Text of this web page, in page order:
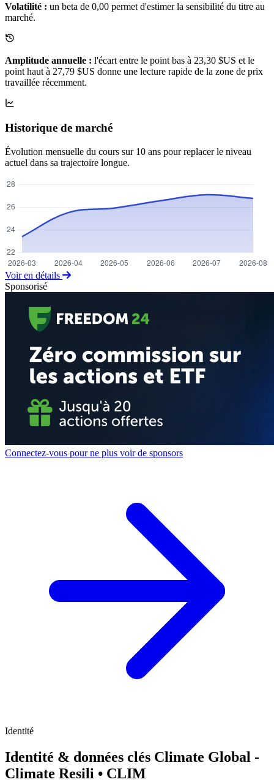
Volatilité : un beta de 0,00 permet d'estimer la sensibilité du titre au
marché.
Amplitude annuelle : l'écart entre le point bas à 23,30 $US et le
point haut à 27,79 $US donne une lecture rapide de la zone de prix
travaillée récemment.
Historique de marché
Évolution mensuelle du cours sur 10 ans pour replacer le niveau
actuel dans sa trajectoire longue.
Voir en détails
Sponsorisé
Connectez-vous pour ne plus voir de sponsors
Identité
Identité & données clés Climate Global -
Climate Resili • CLIM